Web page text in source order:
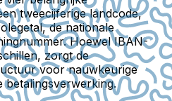
tweecijferige landcode,
de nationale
Hoewel IBAN-
zorgt de
voor nauwkeurige
betalingsverwerking.